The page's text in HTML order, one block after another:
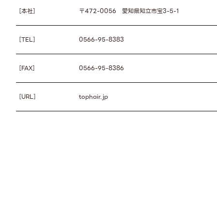
［本社］ 〒472-0056 愛知県知立市宝3-5-1
［TEL］ 0566-95-8383
［FAX］ 0566-95-8386
［URL］ tophair.jp